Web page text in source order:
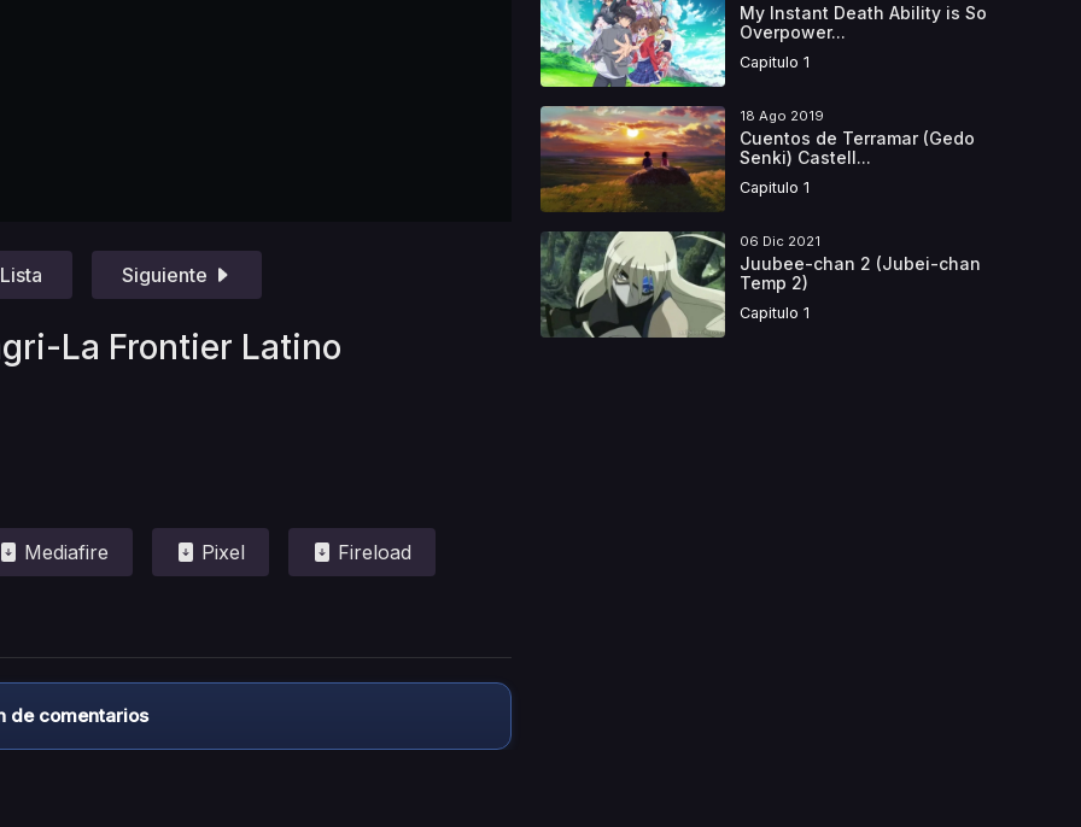
Lista Siguiente
La Frontier Latino
Mediafire Pixel Fireload
de comentarios
My Instant Death Ability is So
Overpower...
Capitulo 1
18 Ago 2019
Cuentos de Terramar (Gedo
Senki) Castell...
Capitulo 1
06 Dic 2021
Juubee-chan 2 (Jubei-chan
Temp 2)
Capitulo 1